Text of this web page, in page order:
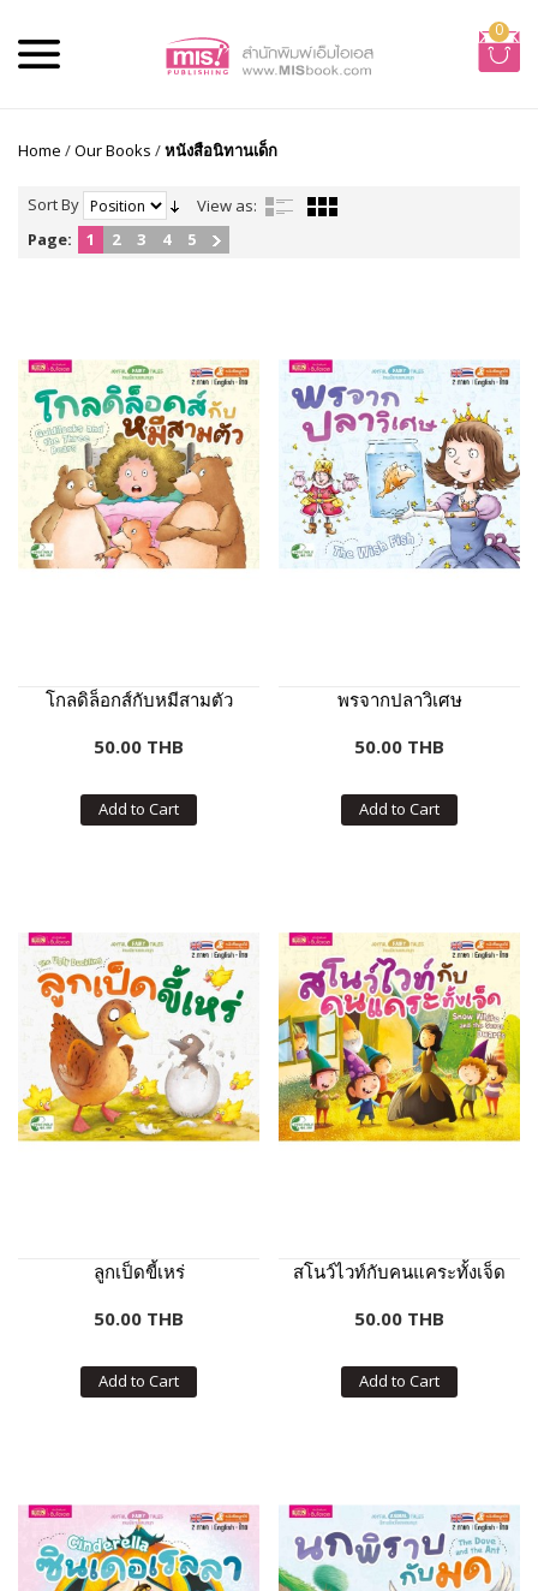
0
Home /Our Books /หนังสือนิทานเด็ก
Sort By
View as:
Page:
1 2 3 4 5
โกลดิล็อกส์กับหมีสามตัว
50.00 THB
Add to Cart
พรจากปลาวิเศษ
50.00 THB
Add to Cart
ลูกเป็ดขี้เหร่
50.00 THB
Add to Cart
สโนว์ไวท์กับคนแคระทั้งเจ็ด
50.00 THB
Add to Cart